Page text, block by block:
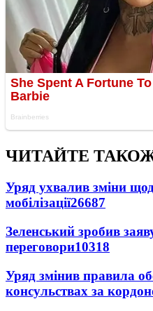
ЧИТАЙТЕ
Уряд ухвалив зміни
мобілізації26687
Зеленський зробив
переговори10318
Уряд змінив правила
консульствах за